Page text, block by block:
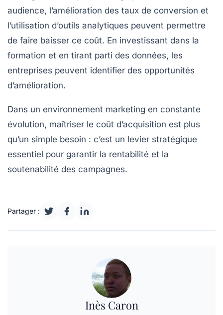
audience, l’amélioration des taux de conversion et
l’utilisation d’outils analytiques peuvent permettre
de faire baisser ce coût. En investissant dans la
formation et en tirant parti des données, les
entreprises peuvent identifier des opportunités
d’amélioration.
Dans un environnement marketing en constante
évolution, maîtriser le coût d’acquisition est plus
qu’un simple besoin : c’est un levier stratégique
essentiel pour garantir la rentabilité et la
soutenabilité des campagnes.
Partager :
Inès Caron